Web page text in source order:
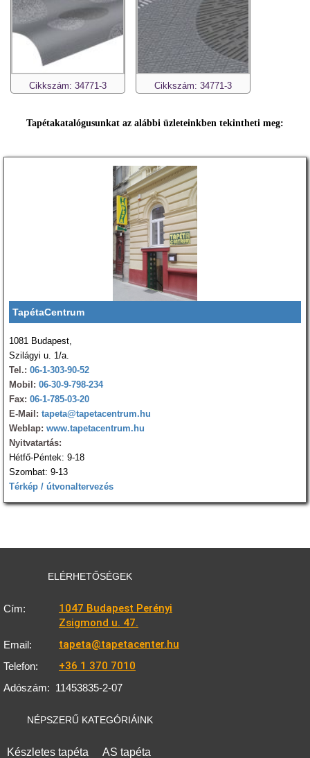
Cikkszám: 34771-3 Cikkszám: 34771-3
Tapétakatalógusunkat az alábbi üzleteinkben tekintheti meg:
TapétaCentrum
1081 Budapest,
Szilágyi u. 1/a.
Tel.: 06-1-303-90-52
Mobil: 06-30-9-798-234
Fax: 06-1-785-03-20
E-Mail: tapeta@tapetacentrum.hu
Weblap: www.tapetacentrum.hu
Nyitvatartás:
Hétfő-Péntek: 9-18
Szombat: 9-13
Térkép / útvonaltervezés
ELÉRHETŐSÉGEK
Cím:
1047 Budapest Perényi
Zsigmond u. 47.
Email: tapeta@tapetacenter.hu
Telefon: +36 1 370 7010
Adószám: 11453835-2-07
NÉPSZERŰ KATEGÓRIÁINK
Készletes tapéta AS tapéta